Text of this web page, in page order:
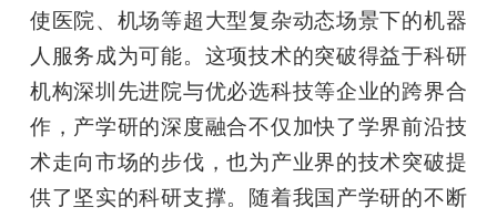
使医院、机场等超大型复杂动态场景下的机器
人服务成为可能。这项技术的突破得益于科研
机构深圳先进院与优必选科技等企业的跨界合
作，产学研的深度融合不仅加快了学界前沿技
术走向市场的步伐，也为产业界的技术突破提
供了坚实的科研支撑。随着我国产学研的不断